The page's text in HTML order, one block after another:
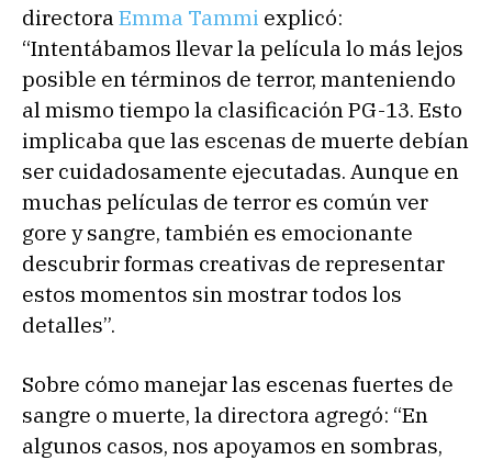
directora Emma Tammi explicó:
“Intentábamos llevar la película lo más lejos
posible en términos de terror, manteniendo
al mismo tiempo la clasificación PG-13. Esto
implicaba que las escenas de muerte debían
ser cuidadosamente ejecutadas. Aunque en
muchas películas de terror es común ver
gore y sangre, también es emocionante
descubrir formas creativas de representar
estos momentos sin mostrar todos los
detalles”.
Sobre cómo manejar las escenas fuertes de
sangre o muerte, la directora agregó: “En
algunos casos, nos apoyamos en sombras,